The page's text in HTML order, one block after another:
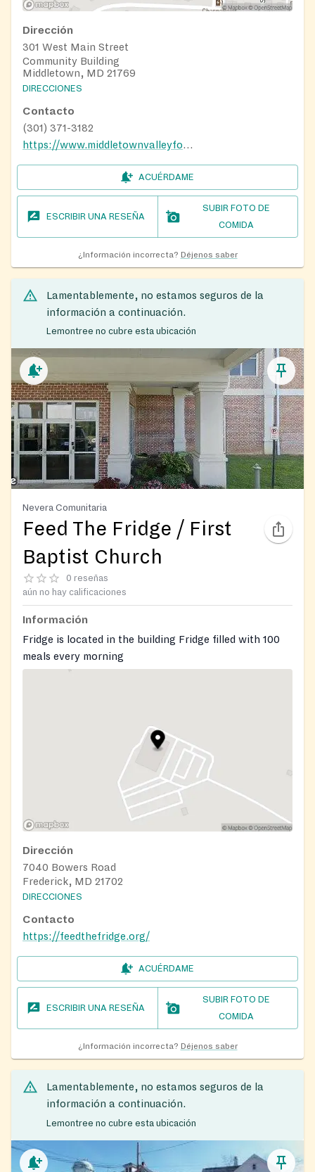
Dirección
301 West Main Street
Community Building
Middletown, MD 21769
DIRECCIONES
Contacto
(301) 371-3182
https://www.middletownvalleyfoodbank.com/
ACUÉRDAME
ESCRIBIR UNA RESEÑA
SUBIR FOTO DE
COMIDA
¿Información incorrecta? Déjenos saber
Lamentablemente, no estamos seguros de la
información a continuación.
Lemontree no cubre esta ubicación
Nevera Comunitaria
Feed The Fridge / First
Baptist Church
0 reseñas
aún no hay calificaciones
Información
Fridge is located in the building Fridge filled with 100
meals every morning
Dirección
7040 Bowers Road
Frederick, MD 21702
DIRECCIONES
Contacto
https://feedthefridge.org/
ACUÉRDAME
ESCRIBIR UNA RESEÑA
SUBIR FOTO DE
COMIDA
¿Información incorrecta? Déjenos saber
Lamentablemente, no estamos seguros de la
información a continuación.
Lemontree no cubre esta ubicación